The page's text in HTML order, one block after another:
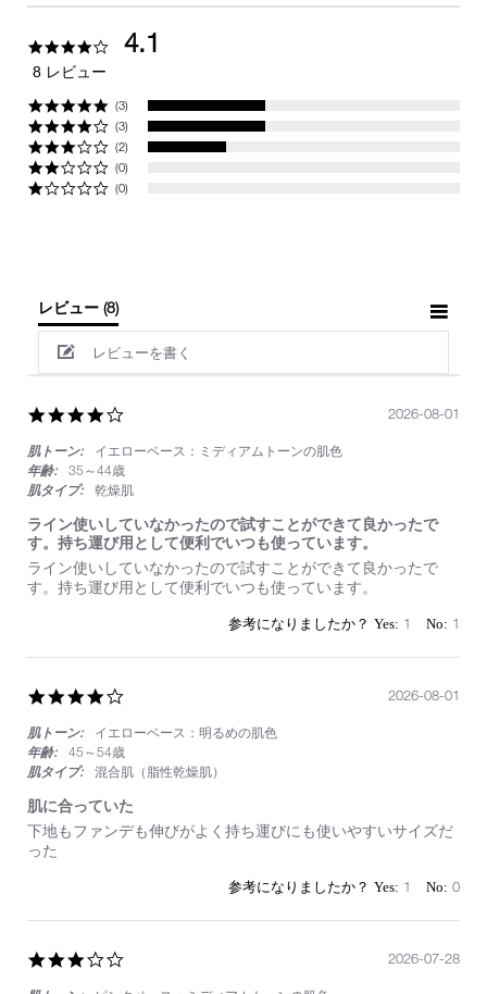
4.14.1
8 レビュー
(3)
(3)
(2)
(0)
(0)
レビュー (8)
レビューを書く
rating
肌トーン:
イエローベース：ミディアムトーンの肌色
年齢:
35～44歳
肌タイプ:
乾燥肌
ライン使いしていなかったので試すことができて良かったで
す。持ち運び用として便利でいつも使っています。
Review
by
2026
review
stating
使
し
い
な
か
た
の
で
試
と
で
き
ライン使いしていなかったので試すことができて良かったで
す。持ち運び用として便利でいつも使っています。
2026-08-01
1 1
rating
肌トーン:
イエローベース：明るめの肌色
年齢:
45～54歳
肌タイプ:
混合肌（脂性乾燥肌）
肌に合っていた
Review
by
2026
review
stating
っ
い
下地もファンデも伸びがよく持ち運びにも使いやすいサイズだ
った
2026-08-01
1 0
2026-07-28